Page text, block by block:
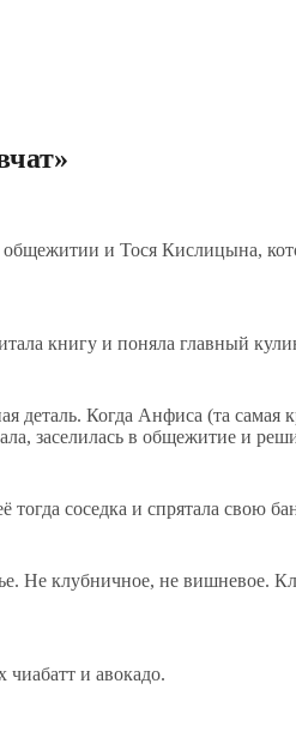
и Тося Кислицына,
книгу и поняла главный
деталь. Когда Анфиса (та самая
заселилась в общежитие и
соседка и спрятала свою
Не клубничное, не вишневое.
и авокадо.